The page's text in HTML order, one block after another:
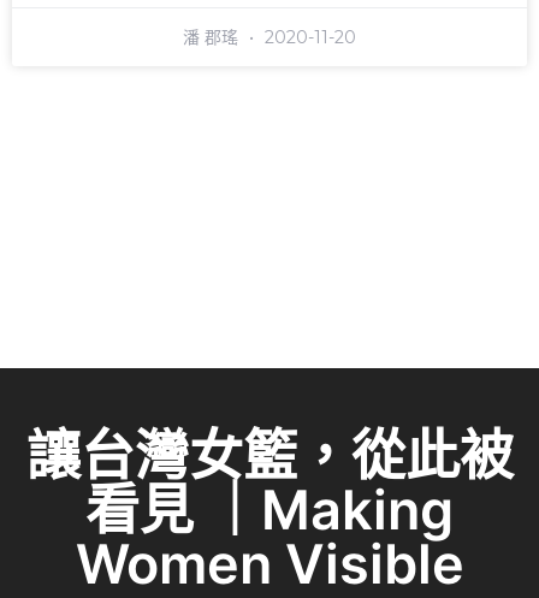
潘 郡瑤 2020-11-20
讓台灣女籃，從此被
看見 ｜Making
Women Visible